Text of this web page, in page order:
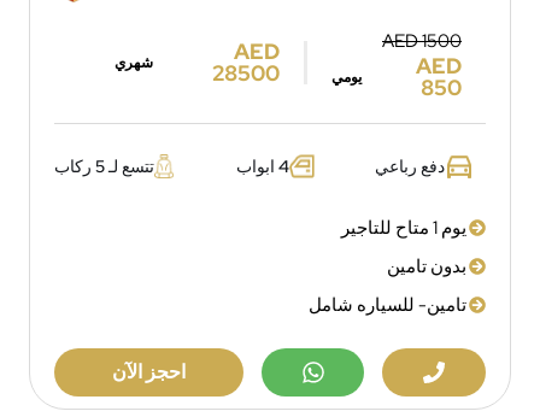
AED 1500
AED
850 يومي
AED
28500 شهري
دفع رباعي 4 ابواب تتسع لـ 5 ركاب
يوم 1 متاح للتاجير
بدون تامين
تامين- للسياره شامل
احجز الآن